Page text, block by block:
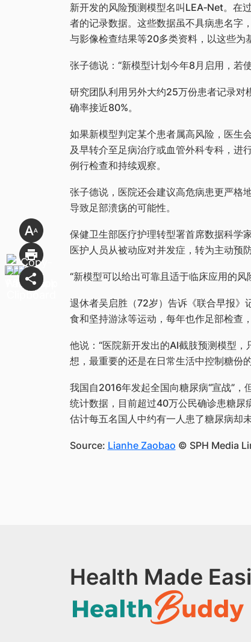
新开发的风险预测模型名叫LEA‑Net。在
者的记录数据。这些数据虽不具病患名字
与影像检查结果等20多类资料，以这些为
张子德说：“新模型计划今年8月启用，若
研究团队利用另外大约25万份患者记录对
确率接近80%。
如果新模型判定某个患者属高风险，医生
及早转介至足病治疗或血管外科专科，进
例行检查和持续观察。
张子德说，医院还会建议高危病患更严格
导致足部溃疡的可能性。
保健卫生部医疗护理转型署首席数据科学
医护人员从被动应对并发症，转为主动预防
“新模型可以给出可靠且适于临床应用的
退休者吴启胜（72岁）告诉《联合早报
食和坚持游泳等运动，每年也作足部检查
他说：“医院新开发出的AI截肢预测模型
想，最重要的还是在日常生活中控制糖份
我国自2016年发起全国向糖尿病“宣战”
统计数据，目前超过40万公民确诊患糖尿
估计每五名国人中约有一人患了糖尿病却未
Source: Lianhe Zaobao © SPH Media
Health Made